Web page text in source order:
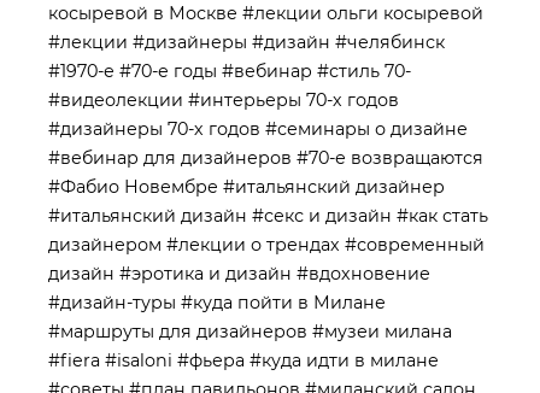
косыревой в Москве #лекции ольги косыревой
#лекции #дизайнеры #дизайн #челябинск
#1970-е #70-е годы #вебинар #стиль 70-
#видеолекции #интерьеры 70-х годов
#дизайнеры 70-х годов #семинары о дизайне
#вебинар для дизайнеров #70-е возвращаются
#Фабио Новембре #итальянский дизайнер
#итальянский дизайн #секс и дизайн #как стать
дизайнером #лекции о трендах #современный
дизайн #эротика и дизайн #вдохновение
#дизайн-туры #куда пойти в Милане
#маршруты для дизайнеров #музеи милана
#fiera #isaloni #фьера #куда идти в милане